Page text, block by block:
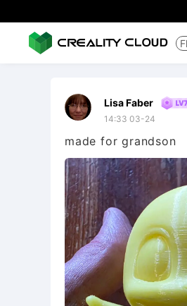
Lisa Faber
14:33 03-24
made for grandson